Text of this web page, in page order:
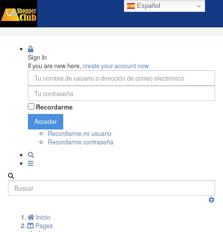
Español
Sign In
If you are new here,create your account now
Recordarme
Acceder
Recordarme mi usuario
Recordarme contraseña
Inicio
Pages